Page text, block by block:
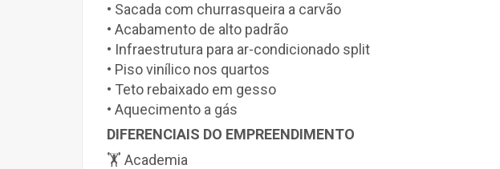
• Sacada com churrasqueira a carvão
• Acabamento de alto padrão
• Infraestrutura para ar-condicionado split
• Piso vinílico nos quartos
• Teto rebaixado em gesso
• Aquecimento a gás
DIFERENCIAIS DO EMPREENDIMENTO
🏋 Academia